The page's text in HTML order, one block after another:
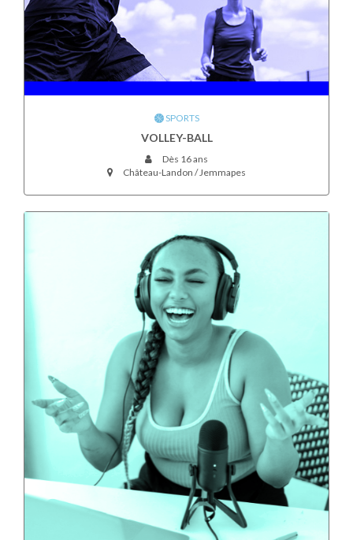
SPORTS
VOLLEY-BALL
Dès 16 ans
Château-Landon / Jemmapes